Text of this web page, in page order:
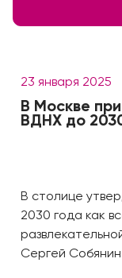
23 января 2025
В Москве
ВДНХ до
В столице
2030 года как
Сергей